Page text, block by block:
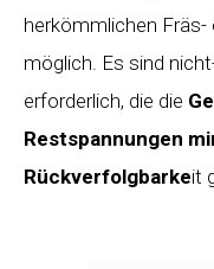
herkömmlichen Fräs-
möglich. Es sind
erforderlich, die die
Restspannungen
Rückverfolgbarkeit